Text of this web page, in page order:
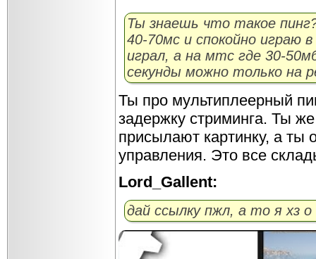
Ты знаешь что такое
40-70мс и спокойно играю
играл, а на мтс где 30-
секунды можно только на
Ты про мультиплеерный
задержку стриминга. Ты
присылают картинку, а ты
управления. Это все
Lord_Gallent:
дай ссылку пжл, а то я хз